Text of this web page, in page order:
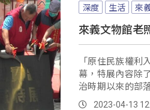
深度 生活 來
來義文物館老
「原住民族權
幕，特展內容除
治時期以來的部
合，讓民眾更了
2023-04-13